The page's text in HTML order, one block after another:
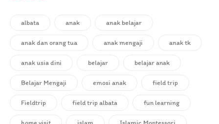
albata anak anak belajar
anak dan orang tua anak mengaji anak tk
anak usia dini belajar belajar anak
Belajar Mengaji emosi anak field trip
Fieldtrip field trip albata fun learning